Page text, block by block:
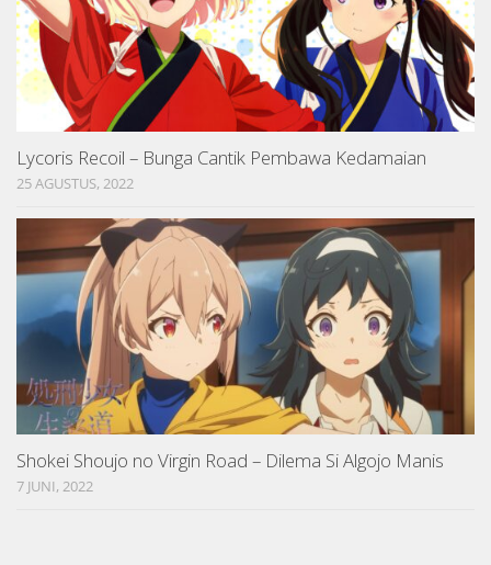
Lycoris Recoil – Bunga Cantik Pembawa Kedamaian
25 AGUSTUS, 2022
Shokei Shoujo no Virgin Road – Dilema Si Algojo Manis
7 JUNI, 2022